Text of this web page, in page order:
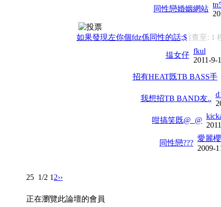
同性戀婚姻網站
如果發現左你個fdz係同性的話;$ [查至: 1
揾女仔 fkul
2011-9-
招有HEAT既TB BASS手
我想招TB BAND友..
咁搞笑既@_@
同性戀???
愛麗櫻
2009-
25 1/2 1 2››
正在瀏覽此論壇的會員